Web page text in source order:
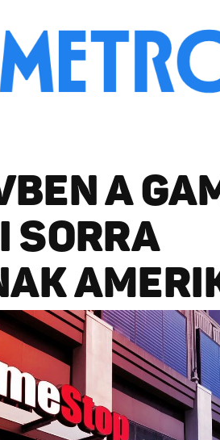
A
SORRA